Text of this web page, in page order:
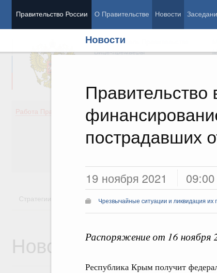
Правительство России О Правительстве Новости
Новости
пострадавших
19 ноября 2021 09:00
Чрезвычайные ситуации и ликвидация их
Распоряжение от 16
Республика Крым получит
Председатель Правительства
Вице-премьеры
Работа Правительства
Демография
Здоровье
Культура
Стратегии Государственные программы
Новости